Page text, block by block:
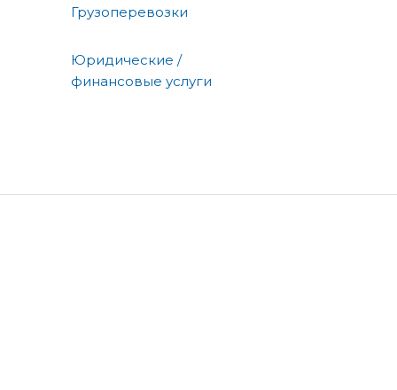
Грузоперевозки
Юридические /
финансовые услуги